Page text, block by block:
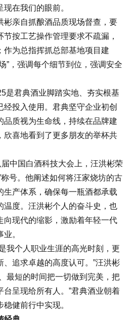
在我们的眼前。
亲自抓酿酒品质现场督查，要
按工艺操作管理要求不疏漏，
作为总指挥抓总部基地项目建
”，强调每个细节到位，强调安全
君典酒业脚踏实地、夯实根基
经投入使用。君典坚守企业初创
品质视为生命线，持续在品牌建
欣喜地看到了更多朋友的举杯共
国白酒科技大会上，汪洪彬荣
称号。他阐述如何将汪家烧坊的古
生产体系，确保每一瓶酒都承载
温度。汪洪彬个人的奋斗史，也
向现代的缩影，激励着年轻一代
。
个人职业生涯的高光时刻，更
、追求卓越的高度认可。”汪洪彬
最短的时间把一切做到完美，把
台呈现给所有人。”君典酒业朝着
健前行中实现。